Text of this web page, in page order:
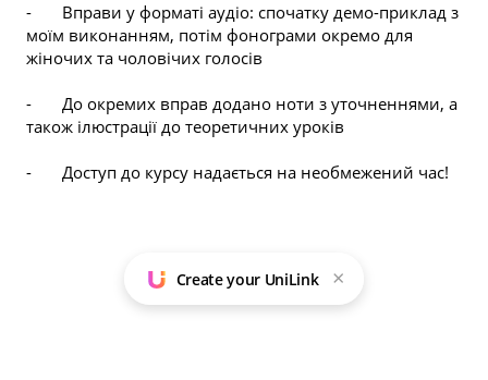
-       Вправи у форматі аудіо: спочатку демо-приклад з
моїм виконанням, потім фонограми окремо для
жіночих та чоловічих голосів
-       До окремих вправ додано ноти з уточненнями, а
також ілюстрації до теоретичних уроків
-       Доступ до курсу надається на необмежений час!
Create your UniLink ×